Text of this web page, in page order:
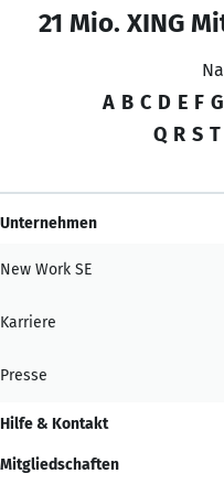
21 Mio. XING
A B C D E F G
Q R S T
Unternehmen
New Work SE
Karriere
Presse
Hilfe & Kontakt
Mitgliedschaften